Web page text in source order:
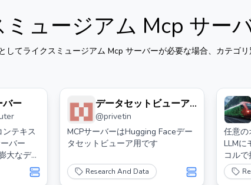
ュージアム Mcp サー
してライクスミュージアム Mcp サーバーが必要な場合、カテゴリ
バー
テキス
バー
大なデー
標準化
提供し
データセットビューア
Mcp サーバー
@privetin
MCPサーバーはHugging Faceデー
タセットビューア用です
Research And Data
任意の
LLMに
コルで